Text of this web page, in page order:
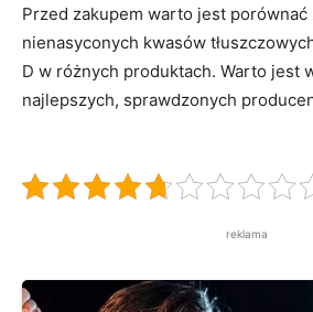
Przed zakupem warto jest
nienasyconych kwasów
D w różnych produktach. Warto jest
najlepszych, sprawdzonych
reklama